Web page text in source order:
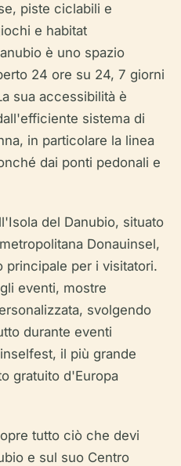
piste ciclabili e
e habitat
è uno spazio
24 ore su 24, 7 giorni
sua accessibilità è
sistema di
in particolare la linea
dai ponti pedonali e
del Danubio, situato
Donauinsel,
principale per i visitatori.
eventi, mostre
svolgendo
durante eventi
il più grande
gratuito d'Europa
tutto ciò che devi
e sul suo Centro